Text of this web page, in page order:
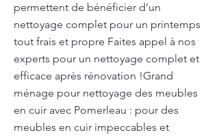
permettent de bénéficier d’un
nettoyage complet pour un printemps
tout frais et propre Faites appel à nos
experts pour un nettoyage complet et
efficace après rénovation !Grand
ménage pour nettoyage des meubles
en cuir avec Pomerleau : pour des
meubles en cuir impeccables et